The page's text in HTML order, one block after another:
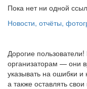
Пока нет ни одной
Новости, отчёты,
Дорогие
организаторам — они
указывать на ошибки
а также оставлять